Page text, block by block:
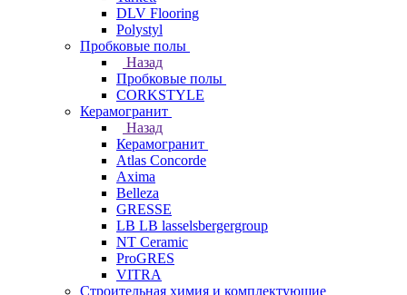
DLV Flooring
Polystyl
Пробковые полы
Назад
Пробковые полы
CORKSTYLE
Керамогранит
Назад
Керамогранит
Atlas Concorde
Axima
Belleza
GRESSE
LB LB lasselsbergergroup
NT Ceramic
ProGRES
VITRA
Строительная химия и комплектующие